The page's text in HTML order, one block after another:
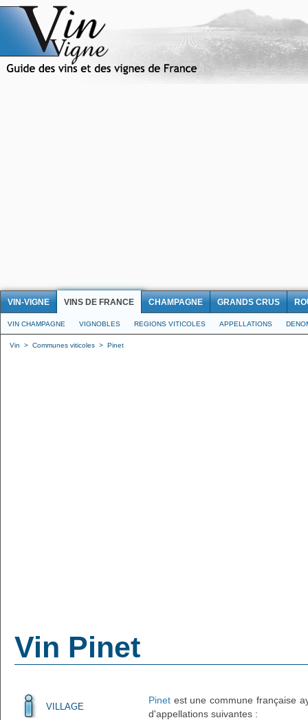
VIN-VIGNE VINS DE FRANCE CHAMPAGNE GRANDS CRUS
VIN CHAMPAGNE VIGNOBLES REGIONS VITICOLES APPELLATIONS
Vin > Communes viticoles > Pinet
Vin Pinet
VILLAGE
Pinet est une commune française
d'appellations suivantes :